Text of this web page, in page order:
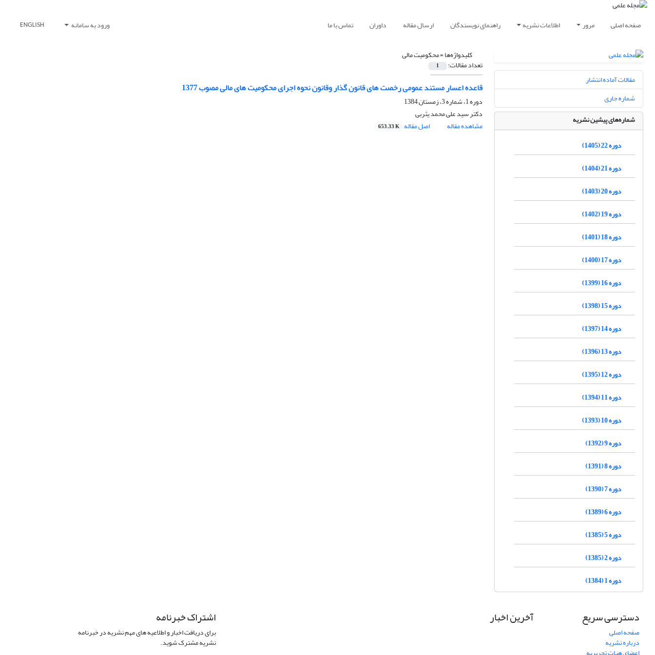
صفحه اصلی مرور اطلاعات نشریه راهنمای نویسندگان ارسال مقاله داوران تماس با ما ورود به سامانه ENGLISH
کلیدواژه‌ها =محکومیت مالی
تعداد مقالات: 1
قاعده اعسار مستند عمومی رخصت های قانون گذار وقانون نحوه اجرای محکومیت های مالی مصوب 1377
دوره 1، شماره 3، زمستان 1384
دکتر سید علی محمد یثربی
مشاهده مقاله
اصل مقاله 653.33 K
مقالات آماده انتشار
شماره جاری
شماره‌های پیشین نشریه
دوره 22 (1405)
دوره 21 (1404)
دوره 20 (1403)
دوره 19 (1402)
دوره 18 (1401)
دوره 17 (1400)
دوره 16 (1399)
دوره 15 (1398)
دوره 14 (1397)
دوره 13 (1396)
دوره 12 (1395)
دوره 11 (1394)
دوره 10 (1393)
دوره 9 (1392)
دوره 8 (1391)
دوره 7 (1390)
دوره 6 (1389)
دوره 5 (1385)
دوره 2 (1385)
دوره 1 (1384)
دسترسی سریع
صفحه اصلی
درباره نشریه
آخرین اخبار اشتراک خبرنامه
برای دریافت اخبار و اطلاعیه های مهم نشریه در خبرنامه
نشریه مشترک شوید.